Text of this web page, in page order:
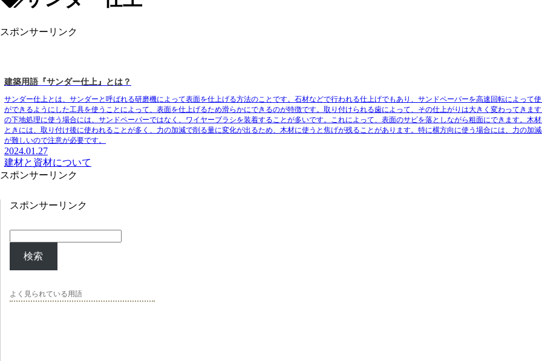
スポンサーリンク
建築用語『サンダー仕上』とは？
サンダー仕上とは、サンダーと呼ばれる研磨機によって表面を仕上げる方法のことです。石材などで行われる仕上げでもあり、サンドペーパーを高速回転によって使
ができるようにした工具を使うことによって、表面を仕上げるため滑らかにできるのが特徴です。取り付けられる歯によって、その仕上がりは大きく変わってきま
の下地処理に使う場合には、サンドペーパーではなく、ワイヤーブラシを装着することが多いです。これによって、表面のサビを落としながら粗面にできます。木材
ときには、取り付け後に使われることが多く、力の加減で削る量に変化が出るため、木材に使うと焦げが残ることがあります。特に横方向に使う場合には、力の加
が難しいので注意が必要です。
2024.01.27
建材と資材について
スポンサーリンク
スポンサーリンク
検索
よく見られている用語